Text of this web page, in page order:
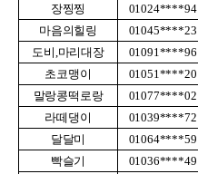
장찡찡
01024****94
마음의힐링
01045****23
도비,마리대장
01091****96
초코맹이
01051****20
말랑콩떡로랑
01077****02
라떼댕이
01039****72
달달미
01064****59
빡슬기
01036****49